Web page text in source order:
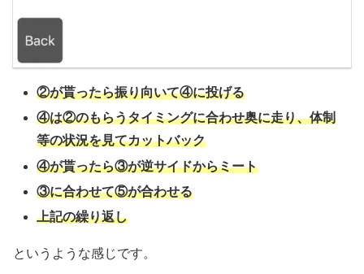
②が貰ったら振り向いて④に投げる
④は②のもらうタイミングに合わせ奥に走り、体制
等の状況を見てカットバック
④が貰ったら③が逆サイドからミート
③に合わせて⑤が合わせる
上記の繰り返し
というような感じです。